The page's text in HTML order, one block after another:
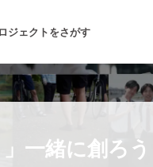
ジェクトをさがす
了が近いプロジェクト もう
一緒に創ろ